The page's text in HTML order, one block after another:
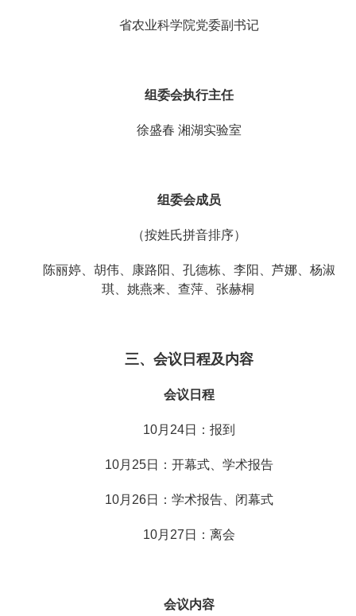
省农业科学院党委副书记
组委会执行主任
徐盛春 湘湖实验室
组委会成员
（按姓氏拼音排序）
陈丽婷、胡伟、康路阳、孔德栋、李阳、芦娜、杨淑
琪、姚燕来、查萍、张赫桐
三、会议日程及内容
会议日程
10月24日：报到
10月25日：开幕式、学术报告
10月26日：学术报告、闭幕式
10月27日：离会
会议内容